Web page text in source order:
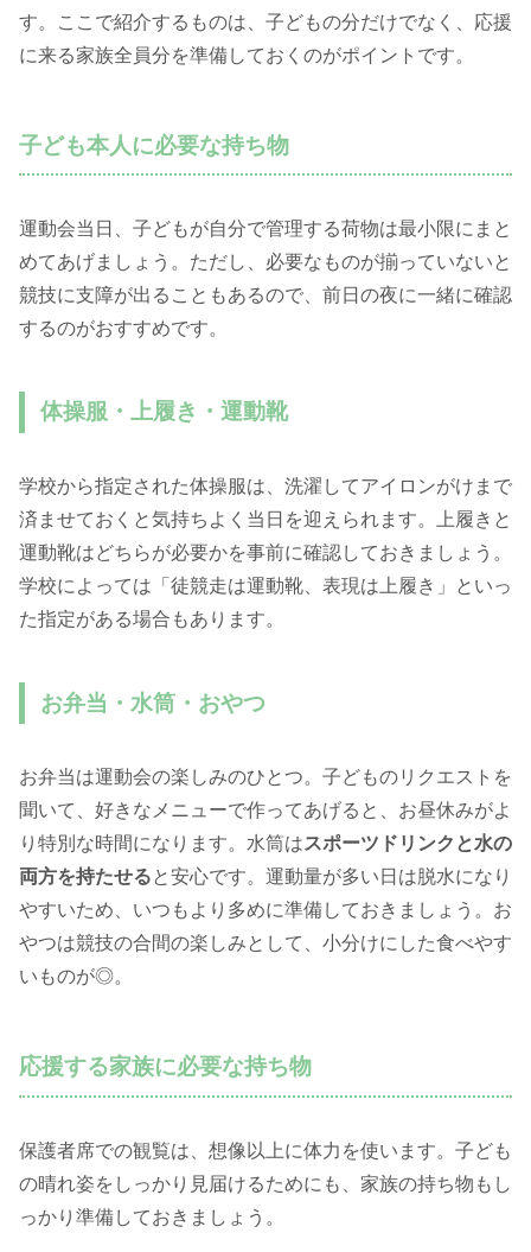
す。ここで紹介するものは、子どもの分だけでなく、応援
に来る家族全員分を準備しておくのがポイントです。
子ども本人に必要な持ち物
運動会当日、子どもが自分で管理する荷物は最小限にまと
めてあげましょう。ただし、必要なものが揃っていないと
競技に支障が出ることもあるので、前日の夜に一緒に確認
するのがおすすめです。
体操服・上履き・運動靴
学校から指定された体操服は、洗濯してアイロンがけまで
済ませておくと気持ちよく当日を迎えられます。上履きと
運動靴はどちらが必要かを事前に確認しておきましょう。
学校によっては「徒競走は運動靴、表現は上履き」といっ
た指定がある場合もあります。
お弁当・水筒・おやつ
お弁当は運動会の楽しみのひとつ。子どものリクエストを
聞いて、好きなメニューで作ってあげると、お昼休みがよ
り特別な時間になります。水筒はスポーツドリンクと水の
両方を持たせると安心です。運動量が多い日は脱水になり
やすいため、いつもより多めに準備しておきましょう。お
やつは競技の合間の楽しみとして、小分けにした食べやす
いものが◎。
応援する家族に必要な持ち物
保護者席での観覧は、想像以上に体力を使います。子ども
の晴れ姿をしっかり見届けるためにも、家族の持ち物もし
っかり準備しておきましょう。